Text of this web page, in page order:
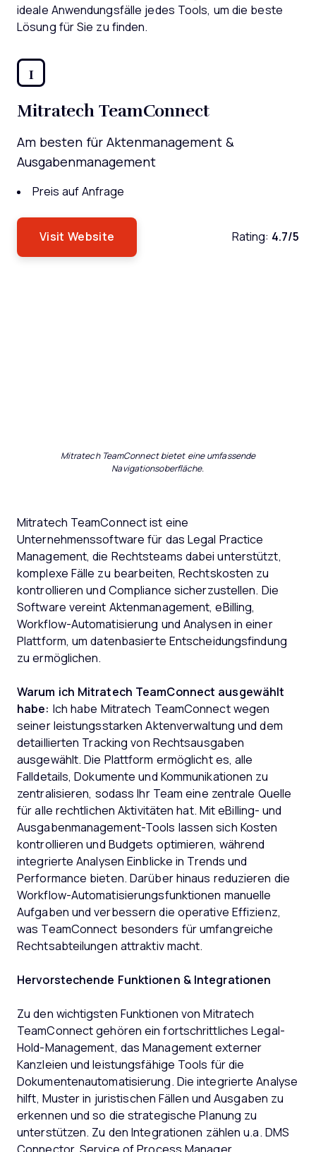
ideale Anwendungsfälle jedes Tools, um die beste
Lösung für Sie zu finden.
1
Mitratech TeamConnect
Am besten für Aktenmanagement &
Ausgabenmanagement
Preis auf Anfrage
Visit Website Rating: 4.7/5
Mitratech TeamConnect bietet eine umfassende
Navigationsoberfläche.
Mitratech TeamConnect ist eine
Unternehmenssoftware für das Legal Practice
Management, die Rechtsteams dabei unterstützt,
komplexe Fälle zu bearbeiten, Rechtskosten zu
kontrollieren und Compliance sicherzustellen. Die
Software vereint Aktenmanagement, eBilling,
Workflow-Automatisierung und Analysen in einer
Plattform, um datenbasierte Entscheidungsfindung
zu ermöglichen.
Warum ich Mitratech TeamConnect ausgewählt
habe: Ich habe Mitratech TeamConnect wegen
seiner leistungsstarken Aktenverwaltung und dem
detaillierten Tracking von Rechtsausgaben
ausgewählt. Die Plattform ermöglicht es, alle
Falldetails, Dokumente und Kommunikationen zu
zentralisieren, sodass Ihr Team eine zentrale Quelle
für alle rechtlichen Aktivitäten hat. Mit eBilling- und
Ausgabenmanagement-Tools lassen sich Kosten
kontrollieren und Budgets optimieren, während
integrierte Analysen Einblicke in Trends und
Performance bieten. Darüber hinaus reduzieren die
Workflow-Automatisierungsfunktionen manuelle
Aufgaben und verbessern die operative Effizienz,
was TeamConnect besonders für umfangreiche
Rechtsabteilungen attraktiv macht.
Hervorstechende Funktionen & Integrationen
Zu den wichtigsten Funktionen von Mitratech
TeamConnect gehören ein fortschrittliches Legal-
Hold-Management, das Management externer
Kanzleien und leistungsfähige Tools für die
Dokumentenautomatisierung. Die integrierte Analyse
hilft, Muster in juristischen Fällen und Ausgaben zu
erkennen und so die strategische Planung zu
unterstützen. Zu den Integrationen zählen u.a. DMS
Connector, Service of Process Manager,